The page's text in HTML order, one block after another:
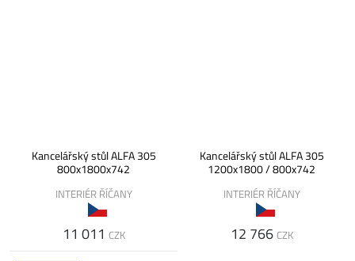
Kancelářský stůl ALFA 305
800x1800x742
INTERIÉR ŘÍČANY
11 011 CZK
Kancelářský stůl ALFA 305
1200x1800 / 800x742
INTERIÉR ŘÍČANY
12 766 CZK